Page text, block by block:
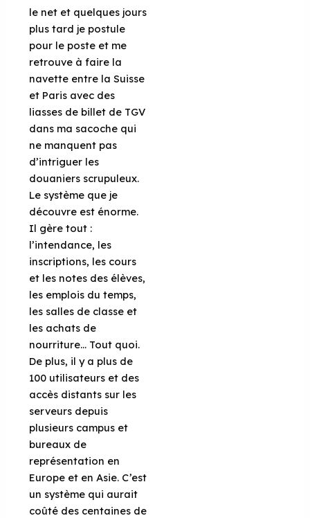
le net et quelques jours
plus tard je postule
pour le poste et me
retrouve à faire la
navette entre la Suisse
et Paris avec des
liasses de billet de TGV
dans ma sacoche qui
ne manquent pas
d’intriguer les
douaniers scrupuleux.
Le système que je
découvre est énorme.
Il gère tout :
l’intendance, les
inscriptions, les cours
et les notes des élèves,
les emplois du temps,
les salles de classe et
les achats de
nourriture… Tout quoi.
De plus, il y a plus de
100 utilisateurs et des
accès distants sur les
serveurs depuis
plusieurs campus et
bureaux de
représentation en
Europe et en Asie. C’est
un système qui aurait
coûté des centaines de